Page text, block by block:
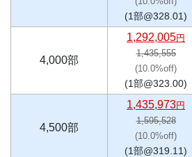
(1部@328.01)
4,000部
1,292,005円
1,435,555
(10.0%off)
(1部@323.00)
4,500部
1,435,973円
1,595,528
(10.0%off)
(1部@319.11)